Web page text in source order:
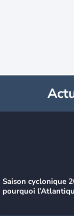
Saison cyclonique
pourquoi